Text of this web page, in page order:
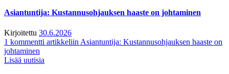
Asiantuntija: Kustannusohjauksen haaste on johtaminen
Kirjoitettu 30.6.2026
1 kommentti artikkeliin Asiantuntija: Kustannusohjauksen haaste on
johtaminen
Lisää uutisia